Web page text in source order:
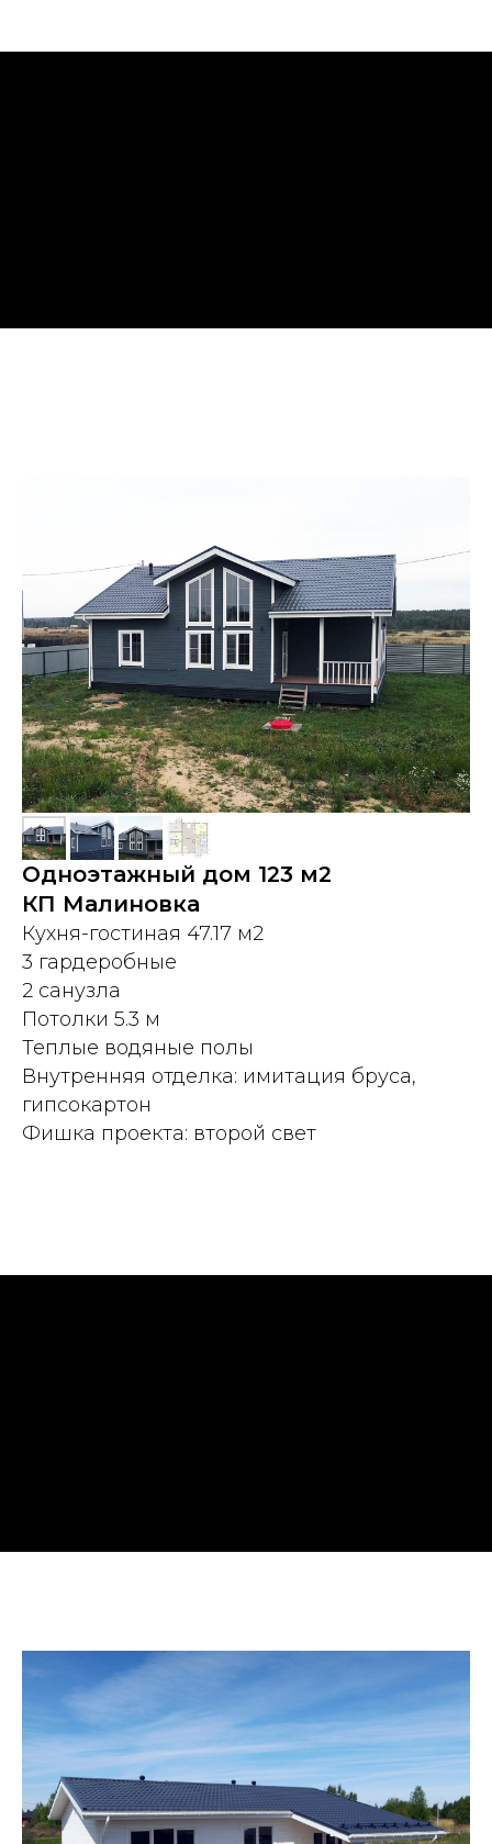
Одноэтажный дом 123 м2
КП Малиновка
Кухня-гостиная 47.17 м2
3 гардеробные
2 санузла
Потолки 5.3 м
Теплые водяные полы
Внутренняя отделка: имитация бруса,
гипсокартон
Фишка проекта: второй свет